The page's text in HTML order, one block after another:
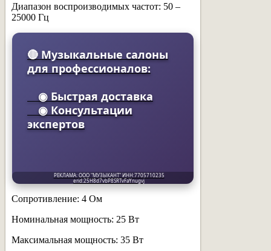
Диапазон воспроизводимых частот: 50 –
25000 Гц
🔴 Музыкальные салоны
для профессионалов:
◉ Быстрая доставка
◉ Консультации
экспертов
РЕКЛАМА: ООО "МУЗЫКАНТ" ИНН:7705710235
erid:25H8d7vbP8SRTvFaYnugvj
Сопротивление: 4 Ом
Номинальная мощность: 25 Вт
Максимальная мощность: 35 Вт